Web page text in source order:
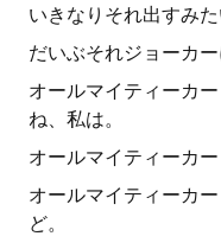
いきなりそれ出すみた
だいぶそれジョーカ
オールマイティーカ
ね、私は。
オールマイティーカー
オールマイティーカ
ど。